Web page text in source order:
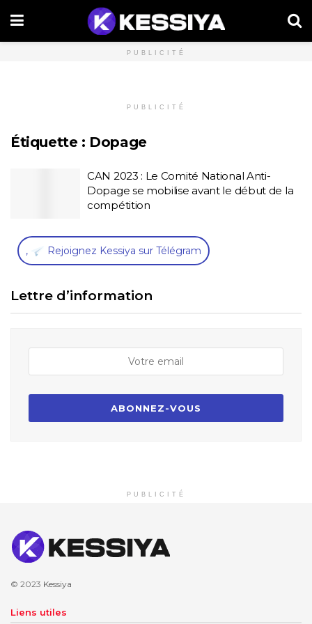
PUBLICITÉ
PUBLICITÉ
Étiquette : Dopage
CAN 2023 : Le Comité National Anti-
Dopage se mobilise avant le début de la
compétition
, Rejoignez Kessiya sur Télégram
Lettre d’information
PUBLICITÉ
© 2023 Kessiya
Liens utiles